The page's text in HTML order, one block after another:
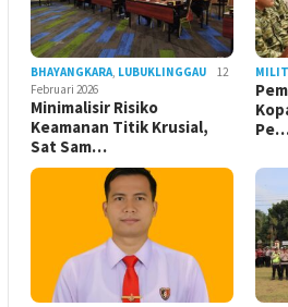
BHAYANGKARA, LUBUKLINGGAU
12
Februari 2026
Minimalisir Risiko
Keamanan Titik Krusial,
Sat Sam…